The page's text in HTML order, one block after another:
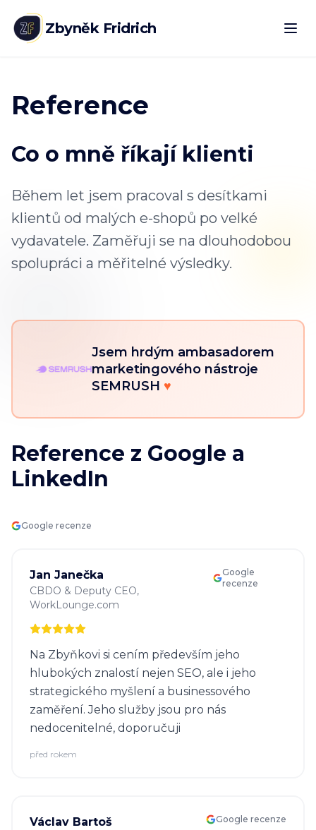
Zbyněk Fridrich
Reference
Co o mně říkají klienti
Během let jsem pracoval s desítkami
klientů od malých e-shopů po velké
vydavatele. Zaměřuji se na dlouhodobou
spolupráci a měřitelné výsledky.
Jsem hrdým ambasadorem
marketingového nástroje
SEMRUSH ♥
Reference z Google a
LinkedIn
Google recenze
Jan Janečka
CBDO & Deputy CEO,
WorkLounge.com
Google
recenze
Na Zbyňkovi si cením především jeho
hlubokých znalostí nejen SEO, ale i jeho
strategického myšlení a businessového
zaměření. Jeho služby jsou pro nás
nedocenitelné, doporučuji
před rokem
Václav Bartoš Google recenze